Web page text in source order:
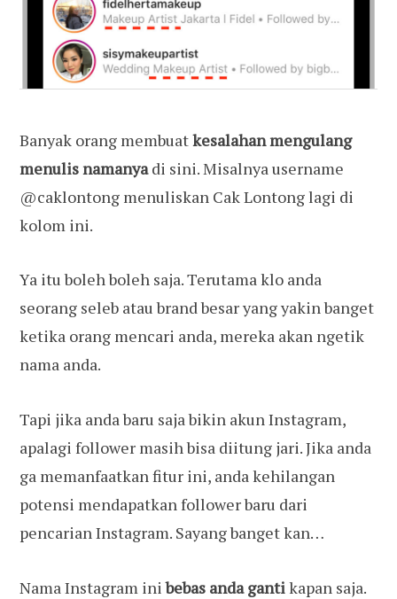
Banyak orang membuatkesalahanmengulang
menulis namanyadi sini. Misalnya username
@caklontong menuliskan Cak Lontong lagi di
kolom ini.
Ya itu boleh boleh saja. Terutama klo anda
seorang seleb atau brand besar yang yakin banget
ketika orang mencari anda, mereka akan ngetik
nama anda.
Tapi jika anda baru saja bikin akun Instagram,
apalagi follower masih bisa diitung jari. Jika anda
ga memanfaatkan fitur ini, anda kehilangan
potensi mendapatkan follower baru dari
pencarian Instagram. Sayang banget kan…
Nama Instagram inibebas anda gantikapan saja.